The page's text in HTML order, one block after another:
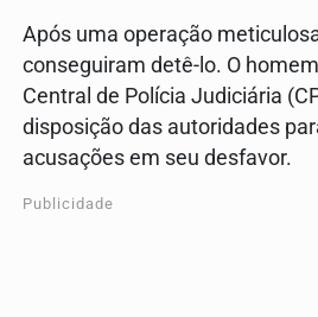
Após uma operação
conseguiram detê-lo. O
Central de Polícia Judiciária
disposição das autoridades
acusações em seu desfavor.
Publicidade